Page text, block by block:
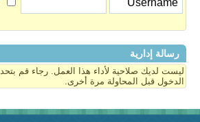
رسالة إدارية
ليست لديك صلاحية لأداء هذا العمل. رجاء قم
الدخول قبل المحاولة مرة أخرى.